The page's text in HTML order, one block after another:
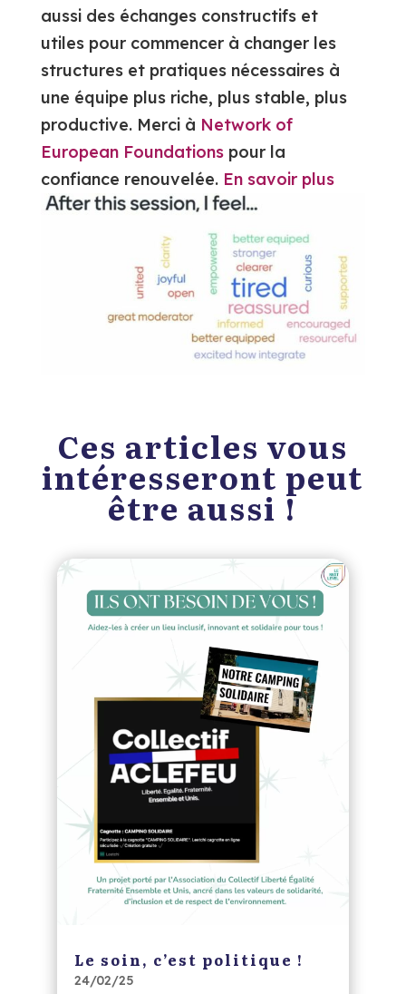
aussi des échanges constructifs et
utiles pour commencer à changer les
structures et pratiques nécessaires à
une équipe plus riche, plus stable, plus
productive. Merci à Network of
European Foundationspour la
confiance renouvelée. En savoir plus
Ces articles vous
intéresseront peut
être aussi !
Le soin, c’est politique !
24/02/25